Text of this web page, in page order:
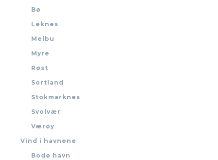
Bø
Leknes
Melbu
Myre
Røst
Sortland
Stokmarknes
Svolvær
Værøy
Vind i havnene
Bodø havn